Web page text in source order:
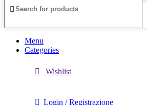
Menu
Categories
Wishlist
Login / Registrazione